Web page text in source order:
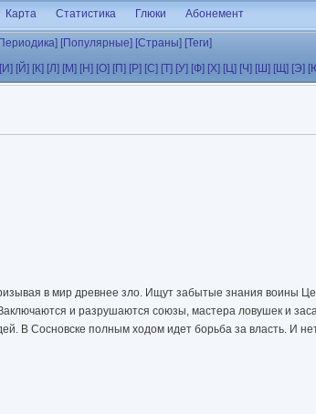
Карта Статистика Глюки Абонемент
[Популярные] [Страны] [Теги]
[И] [Й] [К] [Л] [М] [Н] [О] [П] [Р] [С] [Т] [У] [Ф] [Х] [Ц] [Ч] [Ш] [Щ] [Э]
в мир древнее зло. Ищут забытые знания воины
и разрушаются союзы, мастера ловушек и
В Сосновске полным ходом идет борьба за власть. И